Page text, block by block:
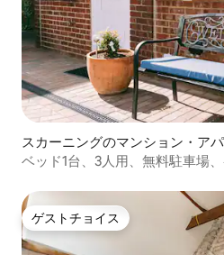
スカーニングのマンション・ア
ベッド1台、3人用、無料駐車場
ゲストチョイス
ゲストチョイス